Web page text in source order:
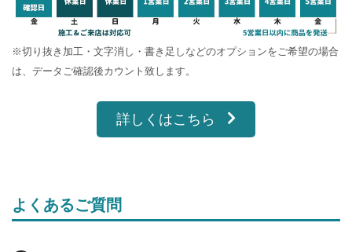
※切り抜き加工・文字消し・書き足しなどのオプションをご希望の場合
は、データご確認後カウント致します。
詳しくはこちら
よくあるご質問